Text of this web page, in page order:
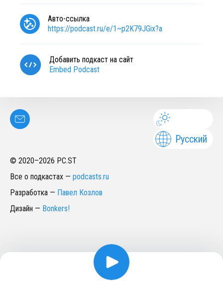
Авто-ссылка
https://podcast.ru/e/1~p2K79JGix?a
Добавить подкаст на сайт
Embed Podcast
Русский
© 2020–2026 PC.ST
Все о подкастах — podcasts.ru
Разработка — Павел Козлов
Дизайн — Bonkers!